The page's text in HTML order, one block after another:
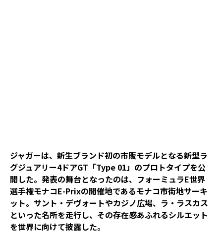
ジャガーは、新生ブランド初の市販モデルとなる新型ラ
グジュアリー4ドアGT「Type 01」のプロトタイプを公
開した。発表の舞台となったのは、フォーミュラE世界
選手権モナコE-Prixの開催地であるモナコ市街地サーキ
ット。サント・デヴォートやカジノ広場、ラ・ラスカス
といった名所を走行し、その存在感あふれるシルエット
を世界に向けて披露した。